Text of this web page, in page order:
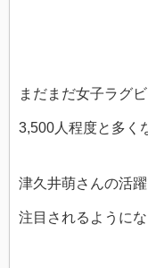
まだまだ女子ラグ
3,500人程度と多く
津久井萌さんの活
注目されるように